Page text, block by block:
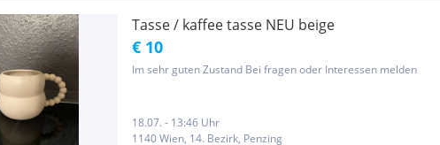
Tasse / kaffee tasse NEU beige
€ 10
Im sehr guten Zustand Bei fragen oder Interessen melden
18.07. - 13:46 Uhr
1140 Wien, 14. Bezirk, Penzing